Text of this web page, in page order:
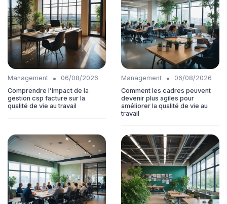
Management •
06/08/2026
Comprendre l’impact de la
gestion csp facture sur la
qualité de vie au travail
Management •
06/08/2026
Comment les cadres peuvent
devenir plus agiles pour
améliorer la qualité de vie au
travail